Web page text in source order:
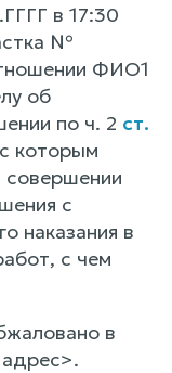
в 17:30
№
ФИО1
об
по ч. 2 ст.
которым
совершении
с
наказания в
с чем
в